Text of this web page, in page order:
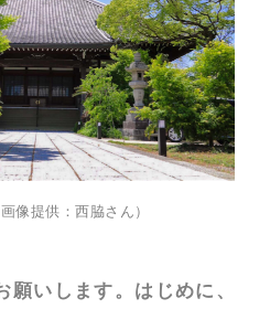
像提供：西脇さん）
いします。はじめに、